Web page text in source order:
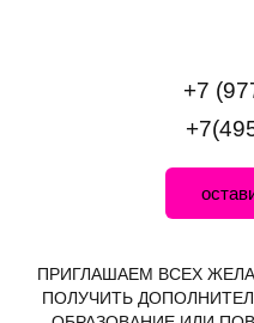
+7
ПРИГЛАШАЕМ ВСЕХ
ПОЛУЧИТЬ